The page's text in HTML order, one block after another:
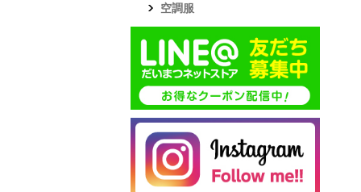
空調服